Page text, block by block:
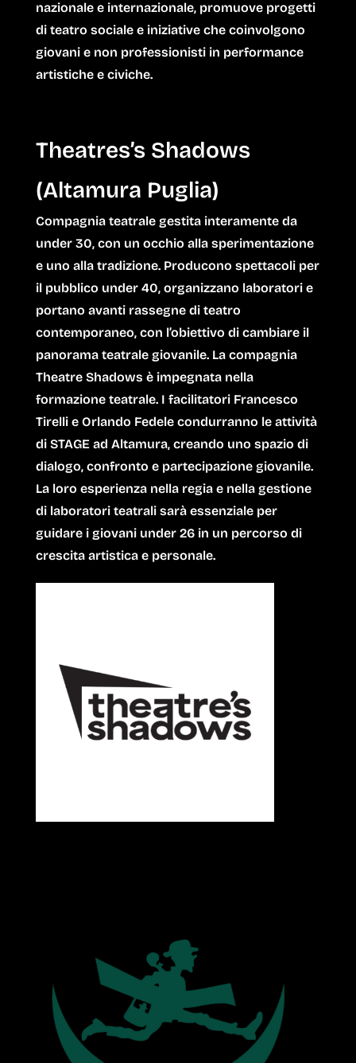
nazionale e internazionale, promuove progetti
di teatro sociale e iniziative che coinvolgono
giovani e non professionisti in performance
artistiche e civiche.
Theatres’s Shadows
(Altamura Puglia)
Compagnia teatrale gestita interamente da
under 30, con un occhio alla sperimentazione
e uno alla tradizione. Producono spettacoli per
il pubblico under 40, organizzano laboratori e
portano avanti rassegne di teatro
contemporaneo, con l’obiettivo di cambiare il
panorama teatrale giovanile. La compagnia
Theatre Shadows è impegnata nella
formazione teatrale. I facilitatori Francesco
Tirelli e Orlando Fedelecondurranno le attività
di STAGE ad Altamura, creando uno spazio di
dialogo, confronto e partecipazione giovanile.
La loro esperienza nella regia e nella gestione
di laboratori teatrali sarà essenziale per
guidare i giovani under 26 in un percorso di
crescita artistica e personale.